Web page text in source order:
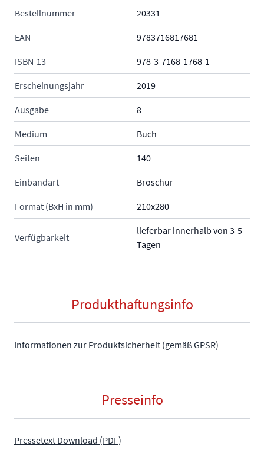
Bestellnummer 20331
EAN 9783716817681
ISBN-13 978-3-7168-1768-1
Erscheinungsjahr 2019
Ausgabe 8
Medium Buch
Seiten 140
Einbandart Broschur
Format (BxH in mm) 210x280
Verfügbarkeit
lieferbar innerhalb von 3-5
Tagen
Produkthaftungsinfo
Informationen zur Produktsicherheit (gemäß GPSR)
Presseinfo
Pressetext Download (PDF)